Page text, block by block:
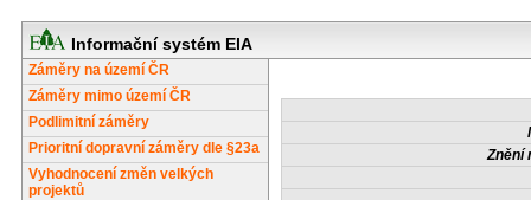
Informační systém EIA
Záměry na území ČR
Záměry mimo území ČR
Podlimitní záměry
Prioritní dopravní záměry dle §23a
Vyhodnocení změn velkých
projektů
Znění